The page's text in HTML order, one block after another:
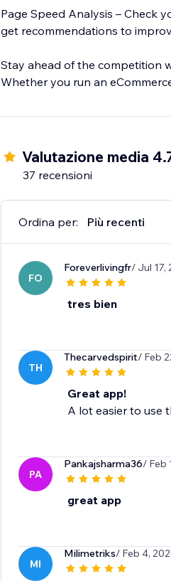
Page Speed Analysis – Check
get recommendations to
Stay ahead of the competition
Whether you run an
Valutazione media
37 recensioni
Ordina per: Più recenti
FO
Foreverlivingfr/ Jul 17,
tres bien
TH
Thecarvedspirit/ Feb
Great app!
A lot easier to use
PA
Pankajsharma36/ Feb
great app
MI
Milimetriks/ Feb 4,